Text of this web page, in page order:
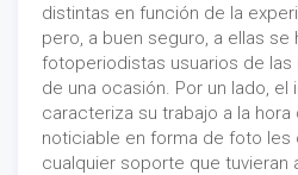
distintas en función de la
pero, a buen seguro, a ellas
fotoperiodistas usuarios de
de una ocasión. Por un lado,
caracteriza su trabajo a la
noticiable en forma de foto les
cualquier soporte que tuvieran